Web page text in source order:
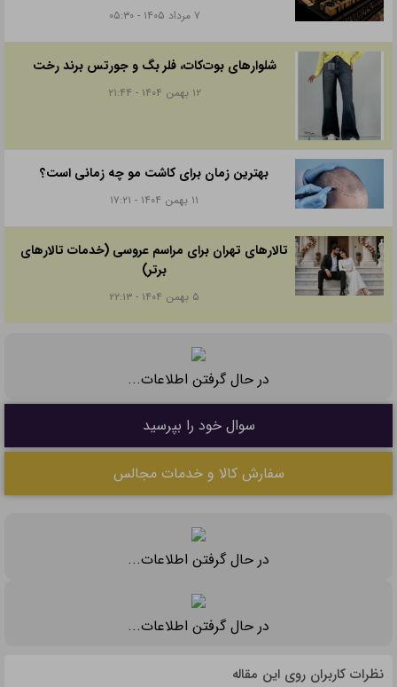
۷ مرداد ۱۴۰۵ - ۰۵:۳۰
شلوارهای بوت‌کات، فلر بگ و جورتس برند رخت
۱۲ بهمن ۱۴۰۴ - ۲۱:۴۴
بهترین زمان برای کاشت مو چه زمانی است؟
۱۱ بهمن ۱۴۰۴ - ۱۷:۲۱
تالارهای تهران برای مراسم عروسی (خدمات تالارهای
برتر)
۵ بهمن ۱۴۰۴ - ۲۲:۱۳
در حال گرفتن اطلاعات...
سوال خود را بپرسید
سفارش کالا و خدمات مجالس
در حال گرفتن اطلاعات...
در حال گرفتن اطلاعات...
نظرات کاربران روی این مقاله